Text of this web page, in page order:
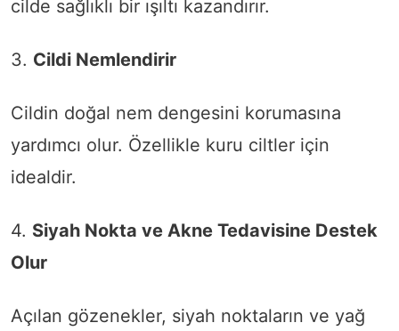
cilde sağlıklı bir ışıltı kazandırır.
3. Cildi Nemlendirir
Cildin doğal nem dengesini korumasına
yardımcı olur. Özellikle kuru ciltler için
idealdir.
4. Siyah Nokta ve Akne Tedavisine Destek
Olur
Açılan gözenekler, siyah noktaların ve yağ